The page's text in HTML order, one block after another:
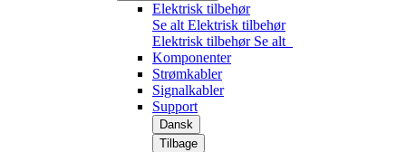
Elektrisk tilbehør
Se alt Elektrisk tilbehør
Elektrisk tilbehør Se alt
Komponenter
Strømkabler
Signalkabler
Support
Dansk
Tilbage